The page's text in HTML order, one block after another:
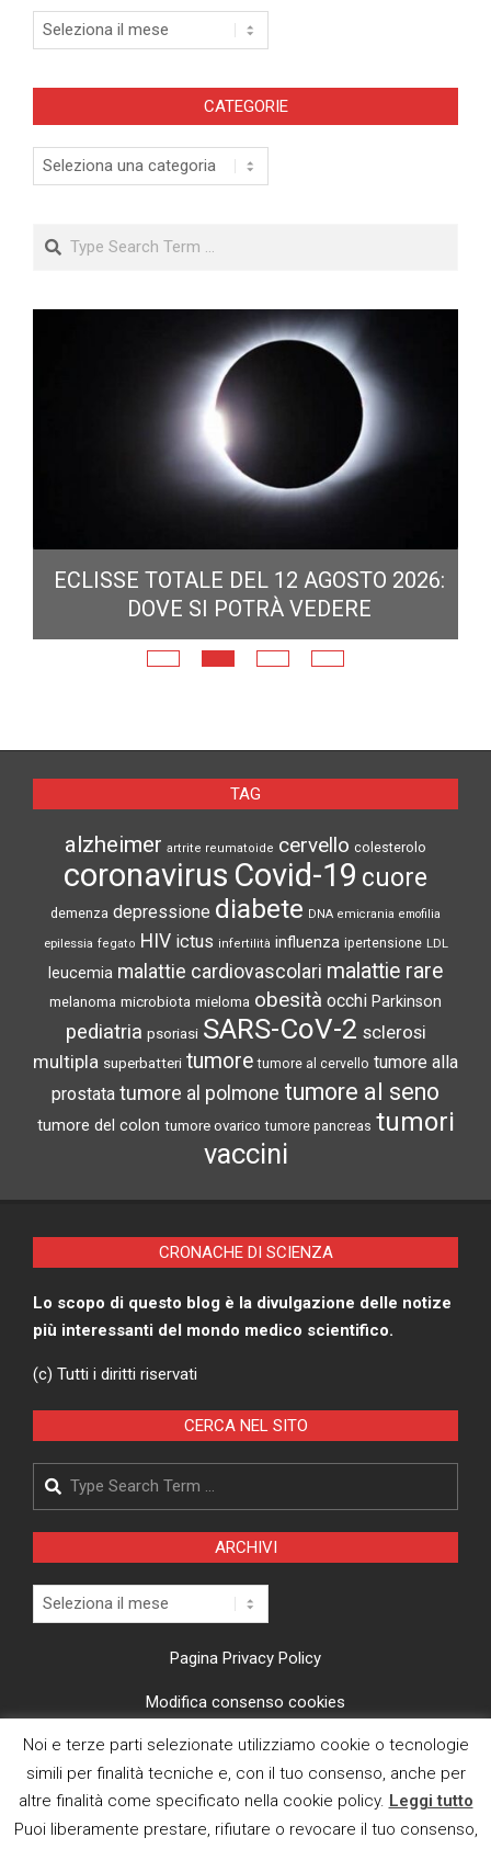
Archivi
CATEGORIE
Categorie
Search
ECLISSE TOTALE DEL 12 AGOSTO 2026:
DOVE SI POTRÀ VEDERE
TAG
alzheimer artrite reumatoide cervello colesterolo
coronavirus Covid-19 cuore
demenza depressione diabete DNA emicrania emofilia
epilessia fegato HIV ictus infertilità influenza ipertensione LDL
leucemia malattie cardiovascolari malattie rare
melanoma microbiota mieloma obesità occhi Parkinson
pediatria psoriasi SARS-CoV-2 sclerosi
multipla superbatteri tumore tumore al cervello tumore alla
prostata tumore al polmone tumore al seno
tumore del colon tumore ovarico tumore pancreas tumori
vaccini
CRONACHE DI SCIENZA
Lo scopo di questo blog è la divulgazione delle notize
più interessanti del mondo medico scientifico.
(c) Tutti i diritti riservati
CERCA NEL SITO
Search
ARCHIVI
Archivi
Pagina Privacy Policy
Modifica consenso cookies
CI TROVI ANCHE SU
Noi e terze parti selezionate utilizziamo cookie o tecnologie
simili per finalità tecniche e, con il tuo consenso, anche per
altre finalità come specificato nella cookie policy. Leggi tutto
Puoi liberamente prestare, rifiutare o revocare il tuo consenso,